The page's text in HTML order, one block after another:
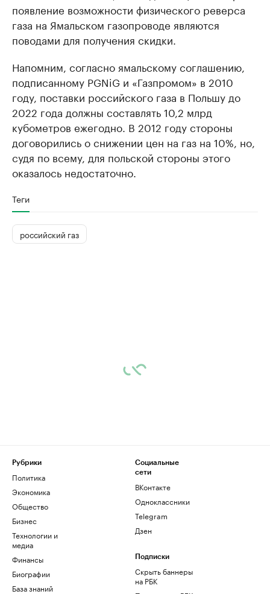
появление возможности физического реверса
газа на Ямальском газопроводе являются
поводами для получения скидки.
Напомним, согласно ямальскому соглашению,
подписанному PGNiG и «Газпромом» в 2010
году, поставки российского газа в Польшу до
2022 года должны составлять 10,2 млрд
кубометров ежегодно. В 2012 году стороны
договорились о снижении цен на газ на 10%, но,
судя по всему, для польской стороны этого
оказалось недостаточно.
Теги
российский газ
Рубрики
Политика
Экономика
Общество
Бизнес
Технологии и
медиа
Финансы
Биографии
База знаний
Социальные
сети
ВКонтакте
Одноклассники
Telegram
Дзен
Подписки
Скрыть баннеры
на РБК